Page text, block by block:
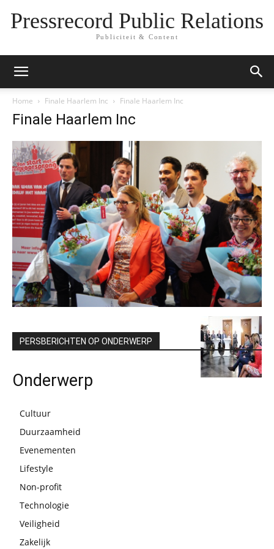
Pressrecord Public Relations
Publiciteit & Content
Home Finale Haarlem Inc Finale Haarlem Inc
Finale Haarlem Inc
PERSBERICHTEN OP ONDERWERP
Onderwerp
Cultuur
Duurzaamheid
Evenementen
Lifestyle
Non-profit
Technologie
Veiligheid
Zakelijk